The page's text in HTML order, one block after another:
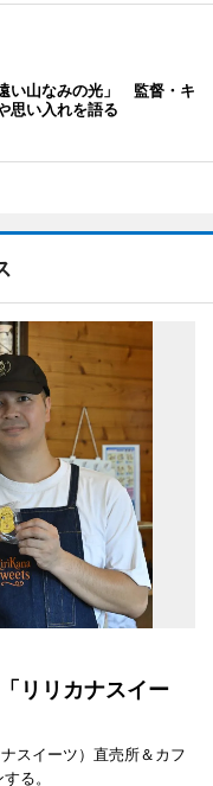
い山なみの光」 監督・キ
思い入れを語る
リリカナスイー
スイーツ）直売所＆カフ
る。